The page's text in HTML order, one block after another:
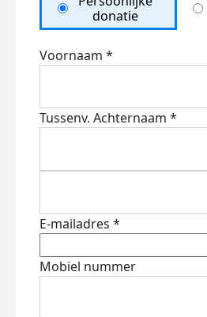
donatie
Voornaam *
Tussenv. Achternaam *
E-mailadres *
Mobiel nummer